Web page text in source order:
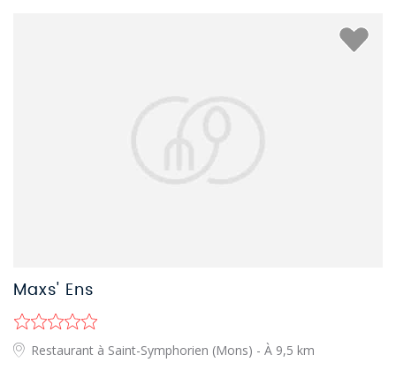
Maxs' Ens
Restaurant à Saint-Symphorien (Mons) - À 9,5 km